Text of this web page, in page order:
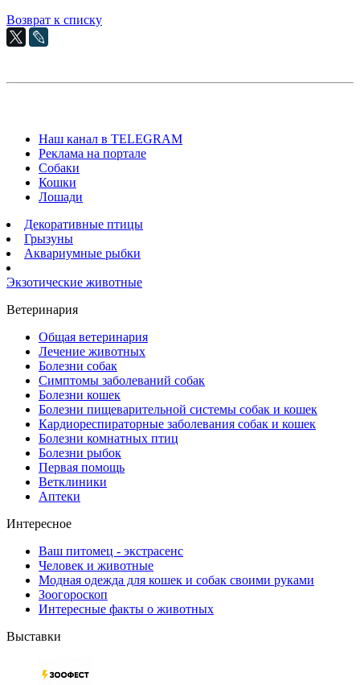
Возврат к списку
Наш канал в TELEGRAM
Реклама на портале
Собаки
Кошки
Лошади
Декоративные птицы
Грызуны
Аквариумные рыбки
Экзотические животные
Ветеринария
Общая ветеринария
Лечение животных
Болезни собак
Симптомы заболеваний собак
Болезни кошек
Болезни пищеварительной системы собак и кошек
Кардиореспираторные заболевания собак и кошек
Болезни комнатных птиц
Болезни рыбок
Первая помощь
Ветклиники
Аптеки
Интересное
Ваш питомец - экстрасенс
Человек и животные
Модная одежда для кошек и собак своими руками
Зоогороскоп
Интересные факты о животных
Выставки